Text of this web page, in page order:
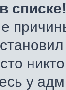
списке!
у